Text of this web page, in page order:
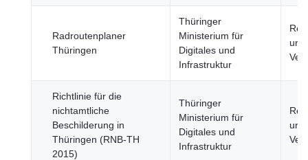
Radroutenplaner
Thüringen
Thüringer
Ministerium für
Digitales und
Infrastruktur
Richtlinie für die
nichtamtliche
Beschilderung in
Thüringen (RNB-TH
2015)
Thüringer
Ministerium für
Digitales und
Infrastruktur